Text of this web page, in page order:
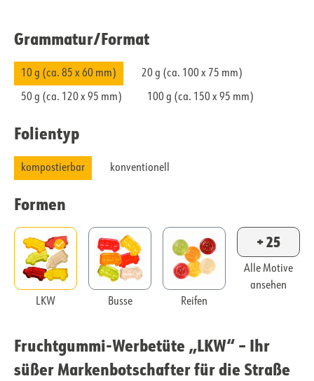
Grammatur/​Format
10 g (ca. 85 x 60 mm) 20 g (ca. 100 x 75 mm)
50 g (ca. 120 x 95 mm) 100 g (ca. 150 x 95 mm)
Folientyp
kompostierbar konventionell
Formen
LKW Busse Reifen
+ 25
Alle Motive
ansehen
Fruchtgummi-Werbetüte „LKW“ – Ihr
süßer Markenbotschafter für die Straße